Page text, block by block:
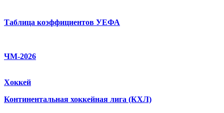
Таблица коэффициентов УЕФА
ЧМ-2026
Хоккей
Континентальная хоккейная лига (КХЛ)